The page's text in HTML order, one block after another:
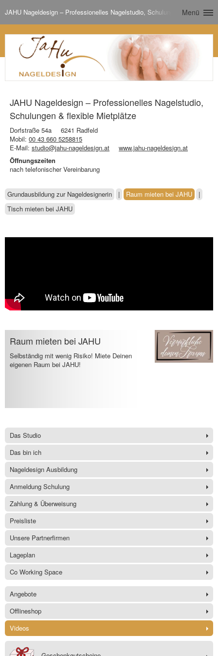
JAHU Nageldesign – Professionelles Nagelstudio, Schulungen & flexible
Menü
JAHU Nageldesign – Professionelles Nagelstudio,
Schulungen & flexible Mietplätze
Dorfstraße 54a
6241 Radfeld
Mobil: 00 43 660 5258815
E-Mail: studio@jahu-nageldesign.at
www.jahu-nageldesign.at
Öffnungszeiten
nach telefonischer Vereinbarung
Grundausbildung zur Nageldesignerin | Raum mieten bei JAHU
|
Tisch mieten bei JAHU
Raum mieten bei JAHU
Selbständig mit wenig Risiko! Miete Deinen
eigenen Raum bei JAHU!
Das Studio
Das bin ich
Nageldesign Ausbildung
Anmeldung Schulung
Zahlung & Überweisung
Preisliste
Unsere Partnerfirmen
Lageplan
Co Working Space
Angebote
Offlineshop
Videos